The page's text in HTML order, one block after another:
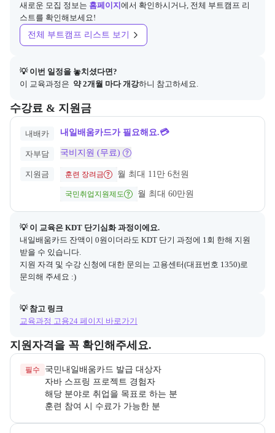
새로운 모집 정보는 홈페이지 에서 확인하시거나, 전체 부트캠프 리
스트를 확인해보세요!
전체 부트캠프 리스트 보기
💡 이번 일정을 놓치셨다면?
이 교육과정은 약 2개월 마다 개강하니 참고하세요.
수강료 & 지원금
교육과정의 비용 및 결제 관련 정보를 안내한다. 필요 시 정부지원 과
내배카 내일배움카드가 필요해요.💳
자부담 국비지원 (무료)
지원금 훈련 장려금 월 최대 11만 6천원
국민취업지원제도 월 최대 60만원
💡 이 교육은 KDT 단기심화 과정이에요.
내일배움카드 잔액이 0원이더라도 KDT 단기 과정에 1회 한해 지원
받을 수 있습니다.
지원 자격 및 수강 신청에 대한 문의는 고용센터(대표번호 1350)로
문의해 주세요 :)
💡 참고 링크
교육과정 고용24 페이지 바로가기
지원자격을 꼭 확인해주세요.
교육과정 지원 자격과 우대 사항을 각각 묶어서 안내한다.
필수
훈련 참여 시 수료가 가능한 분